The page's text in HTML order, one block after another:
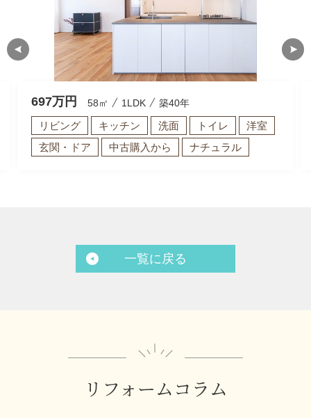
697万円 58㎡ 1LDK 築40年
リビング キッチン 洗面 トイレ
洋室
玄関・ドア
中古購入から ナチュラル
一覧に戻る
リフォームコラム